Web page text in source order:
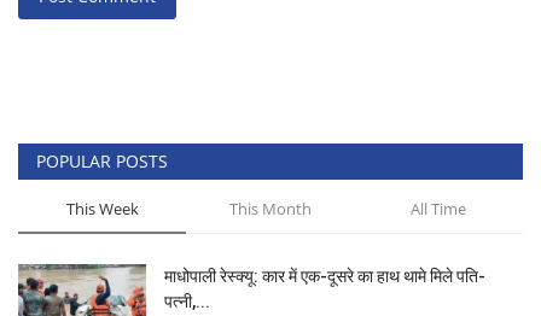
POPULAR POSTS
This Week This Month All Time
माधोपाली रेस्क्यू: कार में एक-दूसरे का हाथ थामे मिले पति-
पत्नी,...